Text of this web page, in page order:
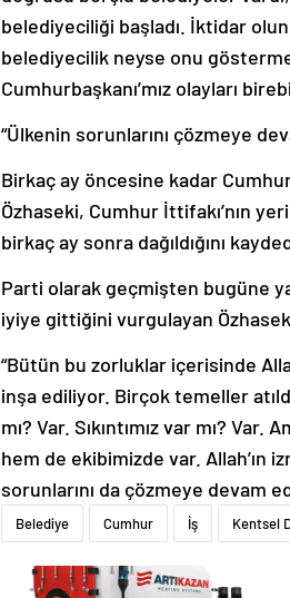
belediyeciliği başladı. İktidar
belediyecilik neyse onu
Cumhurbaşkanı’mız olayları
“Ülkenin sorunlarını çözmeye
Birkaç ay öncesine kadar
Özhaseki, Cumhur İttifakı’nın
birkaç ay sonra dağıldığını
Parti olarak geçmişten bugüne
iyiye gittiğini vurgulayan
“Bütün bu zorluklar içerisinde
inşa ediliyor. Birçok temeller
mı? Var. Sıkıntımız var mı?
hem de ekibimizde var. Allah’ın
sorunlarını da çözmeye devam
Belediye Cumhur İş Kentsel